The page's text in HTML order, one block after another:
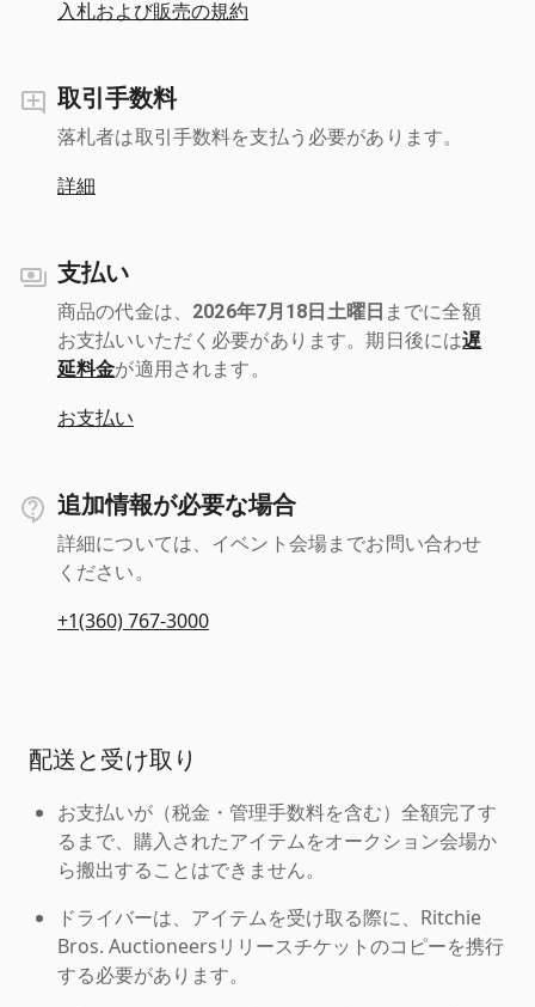
入札および販売の規約
取引手数料
落札者は取引手数料を支払う必要があります。
詳細
支払い
商品の代金は、 2026年7月18日土曜日 までに全額
お支払いいただく必要があります。期日後には遅
延料金が適用されます。
お支払い
追加情報が必要な場合
詳細については、イベント会場までお問い合わせ
ください。
+1(360) 767-3000
配送と受け取り
お支払いが（税金・管理手数料を含む）全額完了す
るまで、購入されたアイテムをオークション会場か
ら搬出することはできません。
ドライバーは、アイテムを受け取る際に、Ritchie
Bros. Auctioneersリリースチケットのコピーを携行
する必要があります。